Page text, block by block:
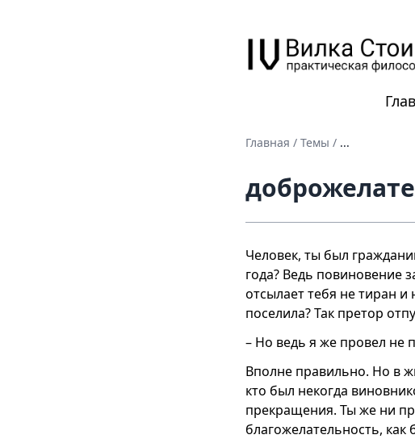
Главная / Темы / ...
Человек, ты был
года? Ведь повиновение
отсылает тебя не тиран
поселила? Так претор
– Но ведь я же провел не
Вполне правильно. Но в
кто был некогда
прекращения. Ты же ни
благожелательность, как